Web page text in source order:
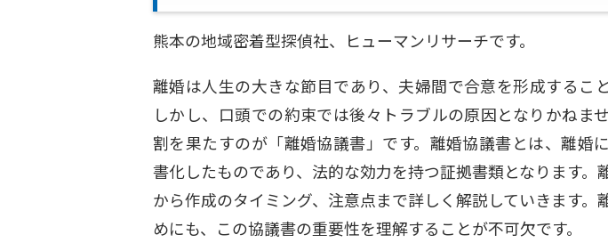
熊本の地域密着型探偵社、ヒューマンリサーチです。
離婚は人生の大きな節目であり、夫婦間で合意を形成するこ
しかし、口頭での約束では後々トラブルの原因となりかねま
割を果たすのが「離婚協議書」です。離婚協議書とは、離婚
書化したものであり、法的な効力を持つ証拠書類となります。
から作成のタイミング、注意点まで詳しく解説していきます。
めにも、この協議書の重要性を理解することが不可欠です。